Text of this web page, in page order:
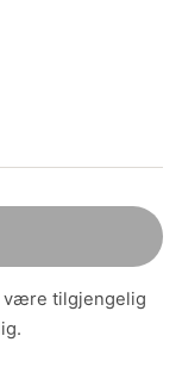
være tilgjengelig